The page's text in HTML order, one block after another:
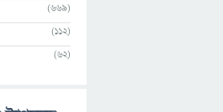
(669)
(112)
(62)